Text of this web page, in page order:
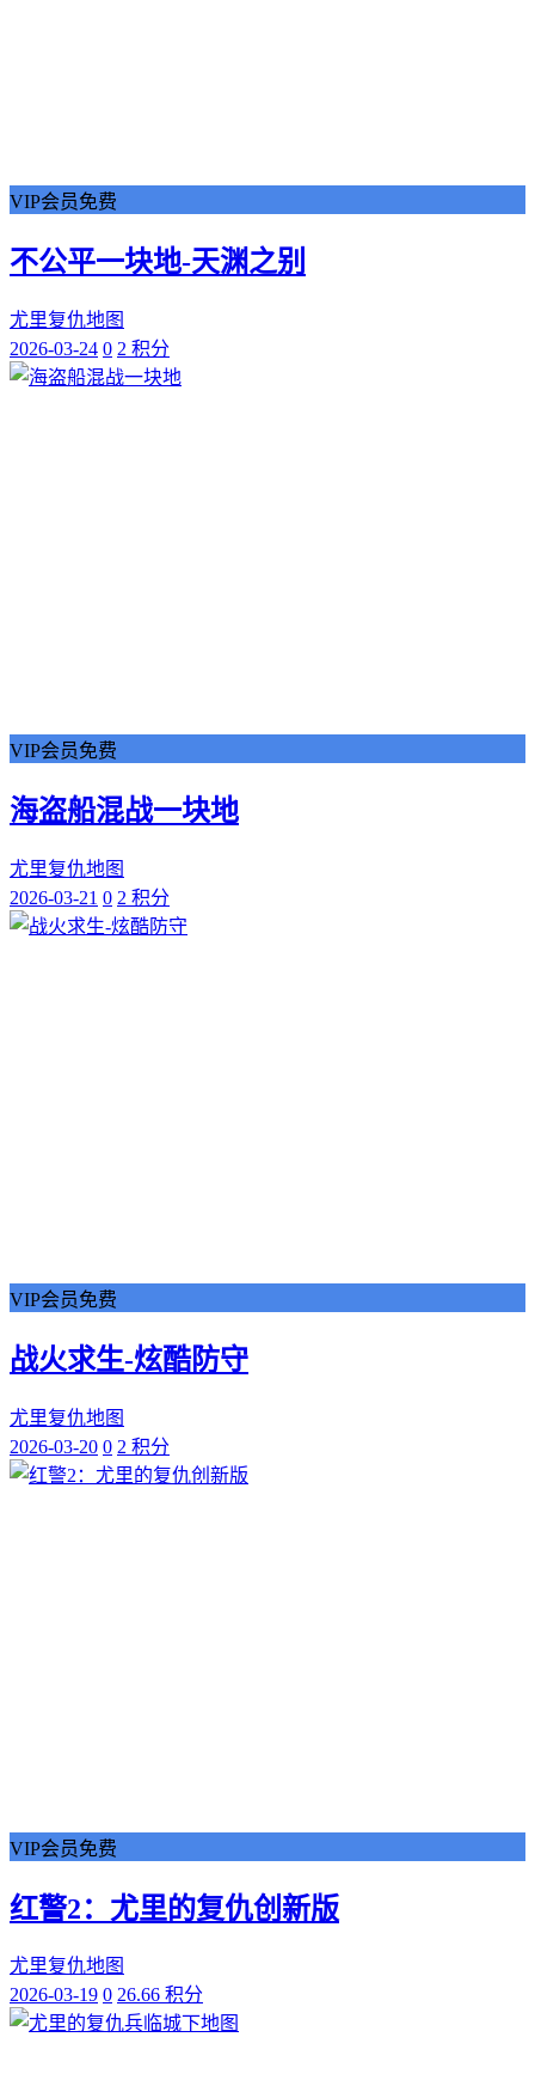
VIP会员免费
不公平一块地-天渊之别
尤里复仇地图
2026-03-24 0 2 积分
VIP会员免费
海盗船混战一块地
尤里复仇地图
2026-03-21 0 2 积分
VIP会员免费
战火求生-炫酷防守
尤里复仇地图
2026-03-20 0 2 积分
VIP会员免费
红警2：尤里的复仇创新版
尤里复仇地图
2026-03-19 0 26.66 积分